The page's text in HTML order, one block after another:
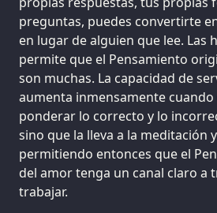
preguntas, puedes convertirte
en lugar de alguien que lee. Las
permite que el Pensamiento
son muchas. La capacidad de
aumenta inmensamente
ponderar lo correcto y lo
sino que la lleva a la meditación
permitiendo entonces que el
del amor tenga un canal claro a
trabajar.